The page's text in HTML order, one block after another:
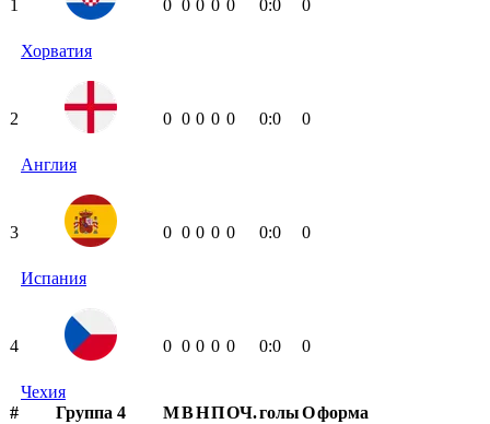
1
Хорватия
0 0 0 0 0 0:0 0
2
Англия
0 0 0 0 0 0:0 0
3
Испания
0 0 0 0 0 0:0 0
4
Чехия
0 0 0 0 0 0:0 0
# Группа 4 МВНПОЧ.голыОформа